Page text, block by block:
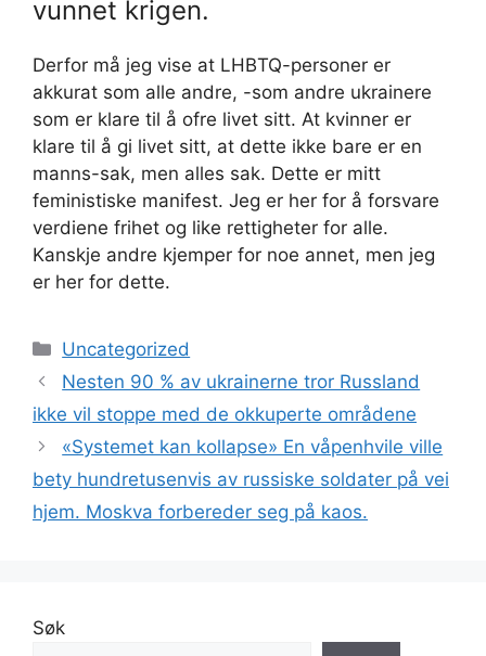
vunnet krigen.
Derfor må jeg vise at LHBTQ-personer er
akkurat som alle andre, -som andre ukrainere
som er klare til å ofre livet sitt. At kvinner er
klare til å gi livet sitt, at dette ikke bare er en
manns-sak, men alles sak. Dette er mitt
feministiske manifest. Jeg er her for å forsvare
verdiene frihet og like rettigheter for alle.
Kanskje andre kjemper for noe annet, men jeg
er her for dette.
Kategorier
Uncategorized
Nesten 90 % av ukrainerne tror Russland
ikke vil stoppe med de okkuperte områdene
«Systemet kan kollapse» En våpenhvile ville
bety hundretusenvis av russiske soldater på vei
hjem. Moskva forbereder seg på kaos.
Søk